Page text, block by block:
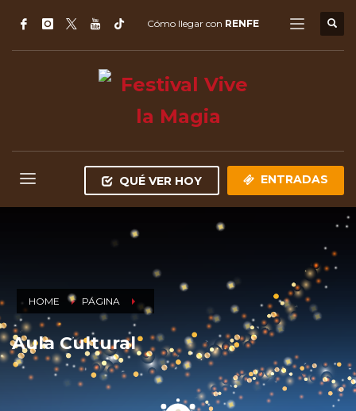
Cómo llegar con RENFE
QUÉ VER HOY ENTRADAS
HOME PÁGINA
Aula Cultural